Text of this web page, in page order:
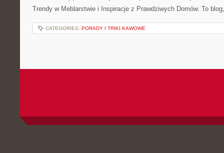
Trendy w Meblarstwie i Inspiracje z Prawdziwych Domów. To
CATEGORIES: PORADY I TRIKI KAWOWE